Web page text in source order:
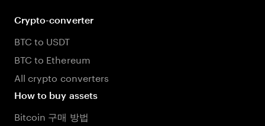
Crypto-converter
BTC to USDT
BTC to Ethereum
All crypto converters
How to buy assets
Bitcoin 구매 방법